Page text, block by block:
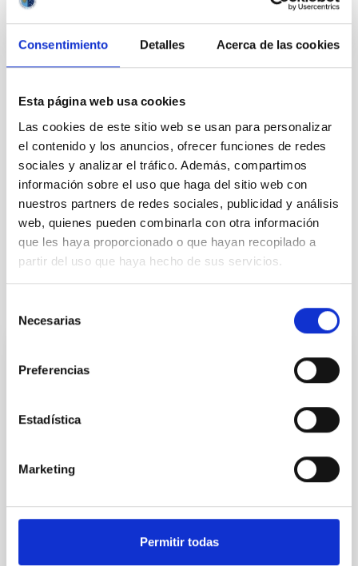
Consentimiento Detalles Acerca de las cookies
Esta página web usa cookies
Las cookies de este sitio web se usan para personalizar
el contenido y los anuncios, ofrecer funciones de redes
sociales y analizar el tráfico. Además, compartimos
información sobre el uso que haga del sitio web con
nuestros partners de redes sociales, publicidad y análisis
web, quienes pueden combinarla con otra información
que les haya proporcionado o que hayan recopilado a
partir del uso que haya hecho de sus servicios.
Necesarias
Preferencias
Estadística
Marketing
Permitir todas
TIPO
Sistema Solar y Sistemas Planetarios (SEYSS)
Física estelar e interestelar (FEEI)
Técnicas
CON ÁRBITRO
Cores in the Transition between Cloud and
In a magnetically dominated model of star formation,
we expect to see alignments between the magnetic
cloud-scale magnetic field. A. Pandhi et al. showed
their angular momentum vectors appear random